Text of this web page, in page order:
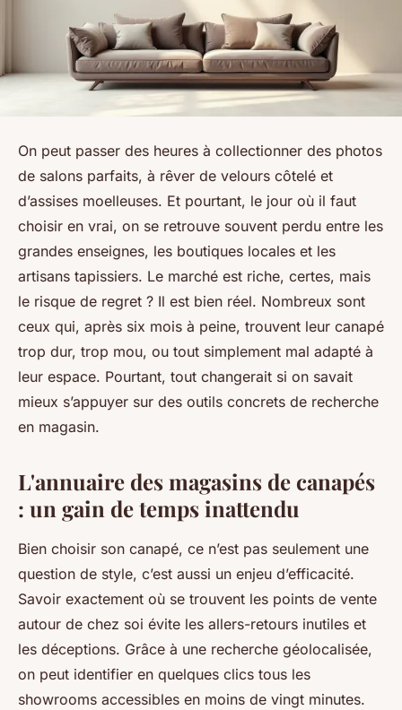
On peut passer des heures à collectionner des photos
de salons parfaits, à rêver de velours côtelé et
d’assises moelleuses. Et pourtant, le jour où il faut
choisir en vrai, on se retrouve souvent perdu entre les
grandes enseignes, les boutiques locales et les
artisans tapissiers. Le marché est riche, certes, mais
le risque de regret ? Il est bien réel. Nombreux sont
ceux qui, après six mois à peine, trouvent leur canapé
trop dur, trop mou, ou tout simplement mal adapté à
leur espace. Pourtant, tout changerait si on savait
mieux s’appuyer sur des outils concrets de recherche
en magasin.
L'annuaire des magasins de canapés
: un gain de temps inattendu
Bien choisir son canapé, ce n’est pas seulement une
question de style, c’est aussi un enjeu d’efficacité.
Savoir exactement où se trouvent les points de vente
autour de chez soi évite les allers-retours inutiles et
les déceptions. Grâce à une recherche géolocalisée,
on peut identifier en quelques clics tous les
showrooms accessibles en moins de vingt minutes.